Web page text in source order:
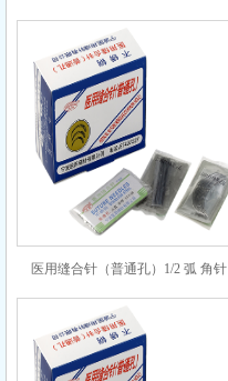
9×24
医用缝合针（普通孔）1/2 弧 角针
10×20